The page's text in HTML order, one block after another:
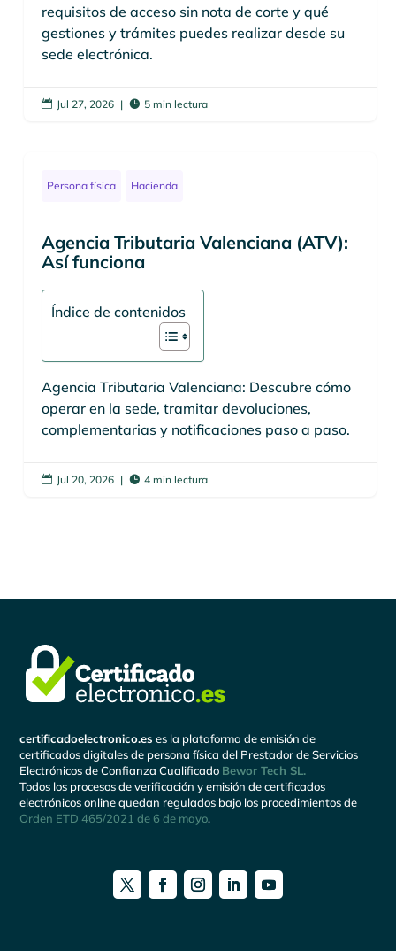
requisitos de acceso sin nota de corte y qué
gestiones y trámites puedes realizar desde su
sede electrónica.
 Jul 27, 2026 |  5 min lectura
Persona física Hacienda
Agencia Tributaria Valenciana (ATV):
Así funciona
Índice de contenidos
Agencia Tributaria Valenciana: Descubre cómo
operar en la sede, tramitar devoluciones,
complementarias y notificaciones paso a paso.
 Jul 20, 2026 |  4 min lectura
certificadoelectronico.es es la plataforma de emisión de
certificados digitales de persona física del Prestador de Servicios
Electrónicos de Confianza Cualificado Bewor Tech SL.
Todos los procesos de verificación y emisión de certificados
electrónicos online quedan regulados bajo los procedimientos de
Orden ETD 465/2021 de 6 de mayo.